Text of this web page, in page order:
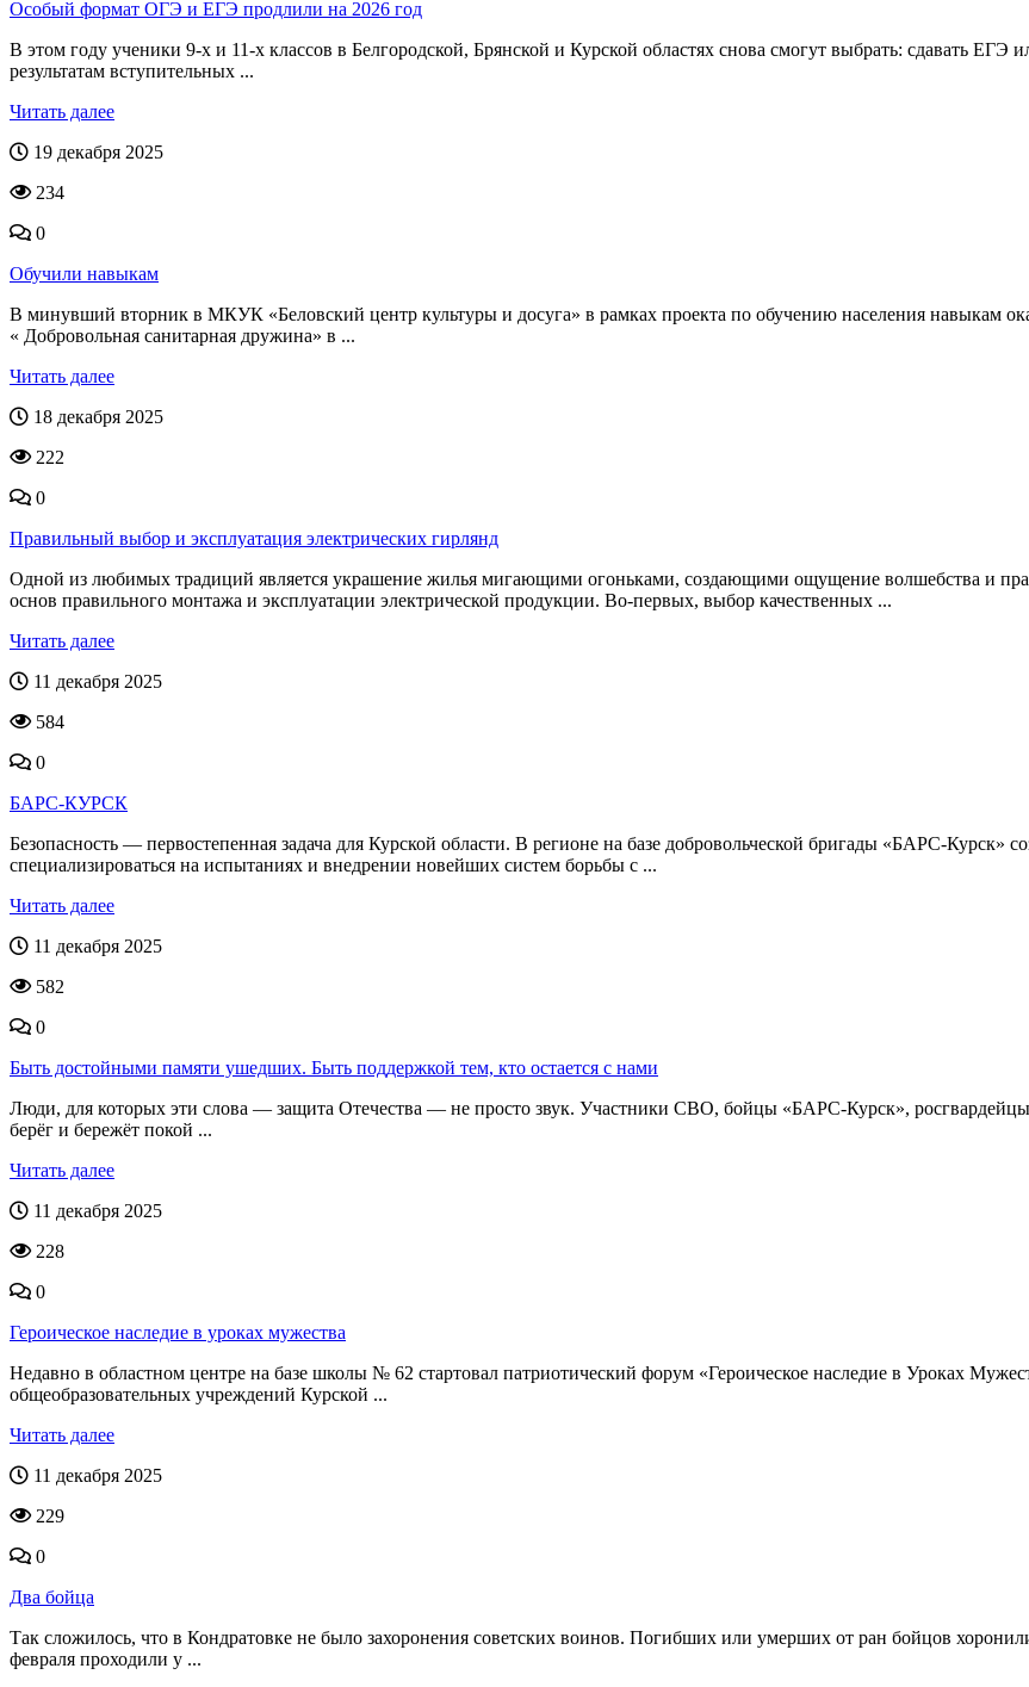
Особый формат ОГЭ и ЕГЭ продлили на 2026 год
В этом году ученики 9-х и 11-х классов в Белгородской, Брянской и Курской областях снова смогут выбрать: сдавать
результатам вступительных ...
Читать далее
19 декабря 2025
234
0
Обучили навыкам
В минувший вторник в МКУК «Беловский центр культуры и досуга» в рамках проекта по обучению населения навыкам
« Добровольная санитарная дружина» в ...
Читать далее
18 декабря 2025
222
0
Правильный выбор и эксплуатация электрических гирлянд
Одной из любимых традиций является украшение жилья мигающими огоньками, создающими ощущение волшебства и
основ правильного монтажа и эксплуатации электрической продукции. Во-первых, выбор качественных ...
Читать далее
11 декабря 2025
584
0
БАРС-КУРСК
Безопасность — первостепенная задача для Курской области. В регионе на базе добровольческой бригады «БАРС-Курск»
специализироваться на испытаниях и внедрении новейших систем борьбы с ...
Читать далее
11 декабря 2025
582
0
Быть достойными памяти ушедших. Быть поддержкой тем, кто остается с нами
Люди, для которых эти слова — защита Отечества — не просто звук. Участники СВО, бойцы «БАРС-Курск»,
берёг и бережёт покой ...
Читать далее
11 декабря 2025
228
0
Героическое наследие в уроках мужества
Недавно в областном центре на базе школы № 62 стартовал патриотический форум «Героическое наследие в Уроках
общеобразовательных учреждений Курской ...
Читать далее
11 декабря 2025
229
0
Два бойца
Так сложилось, что в Кондратовке не было захоронения советских воинов. Погибших или умерших от ран бойцов
февраля проходили у ...